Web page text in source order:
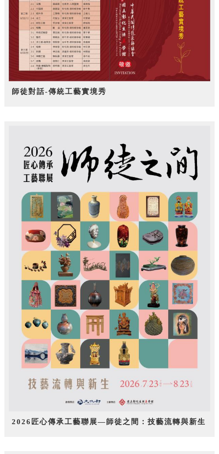
師徒對話-傳統工藝實境秀
2026匠心傳承工藝聯展—師徒之間：技藝流轉與新生